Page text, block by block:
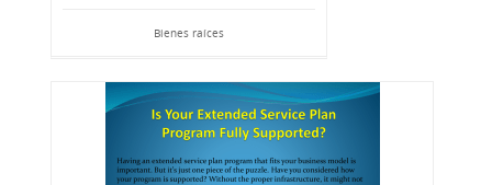
Bienes raíces